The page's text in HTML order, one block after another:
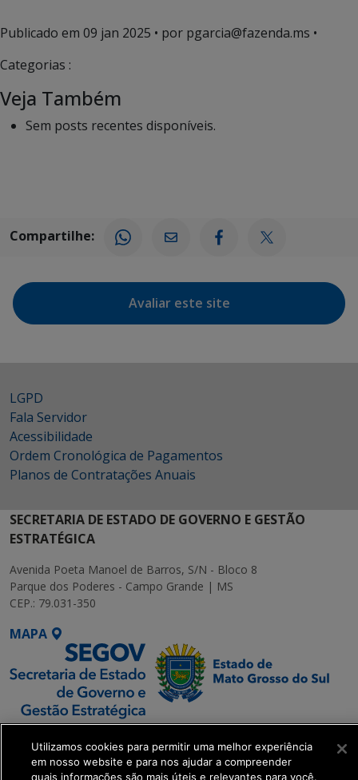
Publicado em 09 jan 2025 • por pgarcia@fazenda.ms •
Categorias :
Veja Também
Sem posts recentes disponíveis.
Compartilhe:
Avaliar este site
LGPD
Fala Servidor
Acessibilidade
Ordem Cronológica de Pagamentos
Planos de Contratações Anuais
SECRETARIA DE ESTADO DE GOVERNO E GESTÃO
ESTRATÉGICA
Avenida Poeta Manoel de Barros, S/N - Bloco 8
Parque dos Poderes - Campo Grande | MS
CEP.: 79.031-350
MAPA
SETDIG | Secretaria-
Executiva de
Utilizamos cookies para permitir uma melhor experiência
em nosso website e para nos ajudar a compreender
quais informações são mais úteis e relevantes para você.